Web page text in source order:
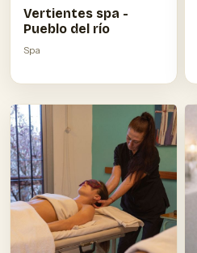
Vertientes spa -
Pueblo del río
Spa